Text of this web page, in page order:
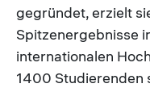
gegründet, erzielt
Spitzenergebnisse
internationalen
1400 Studierenden